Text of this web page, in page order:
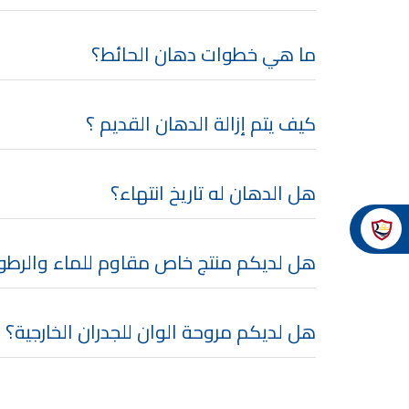
ما هي خطوات دهان الحائط؟
كيف يتم إزالة الدهان القديم ؟
هل الدهان له تاريخ انتهاء؟
هل لديكم منتج خاص مقاوم للماء
هل لديكم مروحة الوان للجدران الخارجية؟